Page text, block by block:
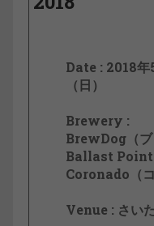
Date : 2018年
（日）
Brewery :
BrewDog（ブ
Ballast Point
Coronado（コ
Venue : さい